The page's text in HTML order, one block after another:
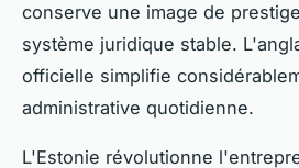
conserve une image de
système juridique stable.
officielle simplifie
administrative quotidienne.
L'Estonie révolutionne